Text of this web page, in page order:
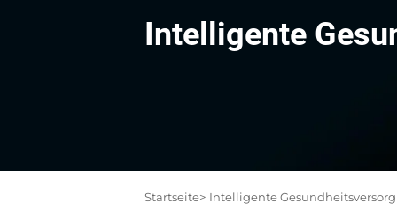
Intelligente
Startseite> Intelligente